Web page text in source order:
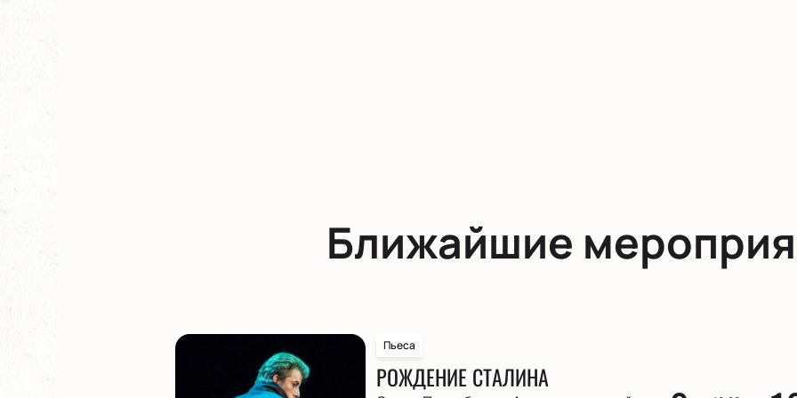
Ближайшие
Пьеса
РОЖДЕНИЕ СТАЛИНА